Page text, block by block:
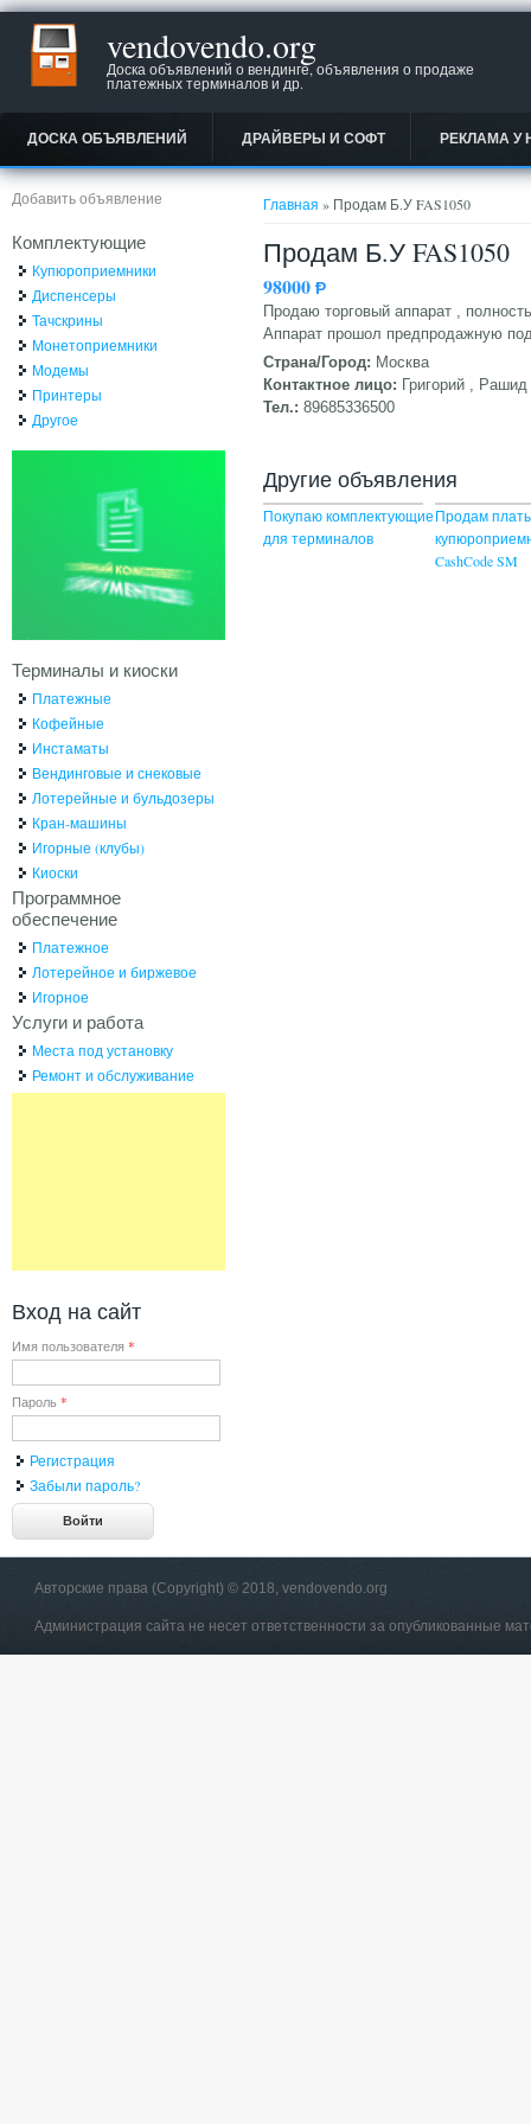
vendovendo.org
Доска объявлений о вендинге, объявления о продаже
платежных терминалов и др.
ДОСКА ОБЪЯВЛЕНИЙ ДРАЙВЕРЫ И СОФТ РЕКЛАМА У
Вы здесь
Главная » Продам Б.У FAS1050
Продам Б.У FAS1050
98000Ᵽ
Продаю торговый аппарат ,
Аппарат прошол предпродажную
Страна/Город: Москва
Контактное лицо: Григорий , Рашид
Тел.: 89685336500
Другие объявления
Покупаю комплектующие
для терминалов
Продам
CashCode SM
Добавить объявление
Комплектующие
Купюроприемники
Диспенсеры
Тачскрины
Монетоприемники
Модемы
Принтеры
Другое
Терминалы и киоски
Платежные
Кофейные
Инстаматы
Вендинговые и снековые
Лотерейные и бульдозеры
Кран-машины
Игорные (клубы)
Киоски
Программное
обеспечение
Платежное
Лотерейное и биржевое
Игорное
Услуги и работа
Места под установку
Ремонт и обслуживание
Вход на сайт
Имя пользователя *
Пароль *
Регистрация
Забыли пароль?
Авторские права (Copyright) © 2018, vendovendo.org
Администрация сайта не несет ответственности за опубликованные